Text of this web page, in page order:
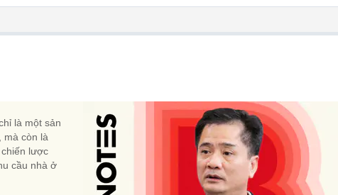
là một sản
mà còn là
lược
cầu nhà ở